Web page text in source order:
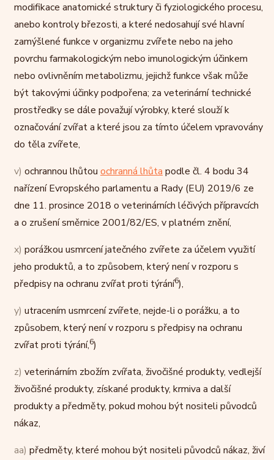
modifikace anatomické struktury či fyziologického procesu,
anebo kontroly březosti, a které nedosahují své hlavní
zamýšlené funkce v organizmu zvířete nebo na jeho
povrchu farmakologickým nebo imunologickým účinkem
nebo ovlivněním metabolizmu, jejichž funkce však může
být takovými účinky podpořena; za veterinární technické
prostředky se dále považují výrobky, které slouží k
označování zvířat a které jsou za tímto účelem vpravovány
do těla zvířete,
v) ochrannou lhůtou ochranná lhůta podle čl. 4 bodu 34
nařízení Evropského parlamentu a Rady (EU) 2019/6 ze
dne 11. prosince 2018 o veterinárních léčivých přípravcích
a o zrušení směrnice 2001/82/ES, v platném znění,
x) porážkou usmrcení jatečného zvířete za účelem využití
jeho produktů, a to způsobem, který není v rozporu s
předpisy na ochranu zvířat proti týrání6),
y) utracením usmrcení zvířete, nejde-li o porážku, a to
způsobem, který není v rozporu s předpisy na ochranu
zvířat proti týrání,6)
z) veterinárním zbožím zvířata, živočišné produkty, vedlejší
živočišné produkty, získané produkty, krmiva a další
produkty a předměty, pokud mohou být nositeli původců
nákaz,
aa) předměty, které mohou být nositeli původců nákaz, živí